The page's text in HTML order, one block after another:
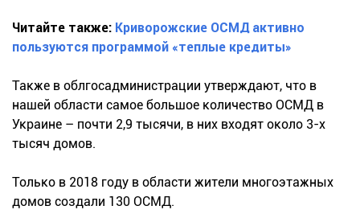
Читайте также: Криворожские ОСМД активно
пользуются программой «теплые кредиты»
Также в облгосадминистрации утверждают, что в
нашей области самое большое количество ОСМД в
Украине – почти 2,9 тысячи, в них входят около 3-х
тысяч домов.
Только в 2018 году в области жители многоэтажных
домов создали 130 ОСМД.